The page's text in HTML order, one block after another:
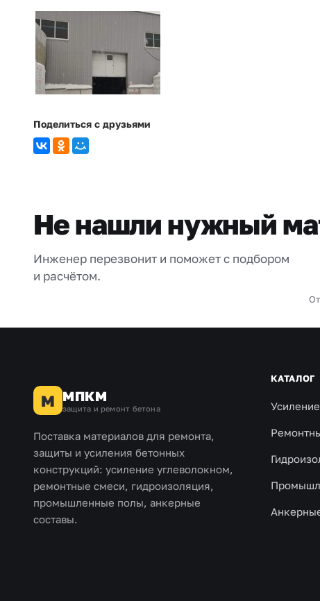
Поделиться с друзьями
Не нашли нужный
Инженер перезвонит и поможет с подбором
и расчётом.
М МПКМ
защита и ремонт бетона
Поставка материалов для ремонта,
защиты и усиления бетонных
конструкций: усиление углеволокном,
ремонтные смеси, гидроизоляция,
промышленные полы, анкерные
составы.
КАТАЛОГ